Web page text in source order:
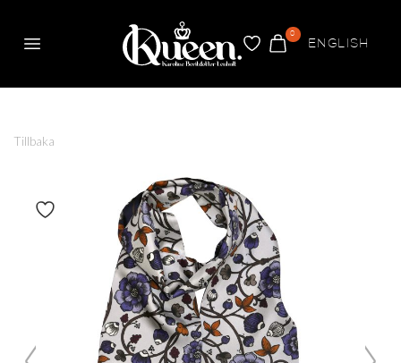
Meny
FAVORITER
VARUKORG
0
ENGLISH
Tillbaka
Växla om produkt är favorit